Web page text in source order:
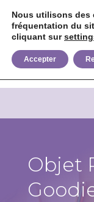

Objet
Nous utilisons des
fréquentation du
cliquant sur
Accepter